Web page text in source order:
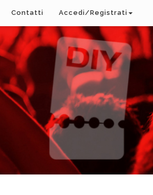
Contatti Accedi/Registrati